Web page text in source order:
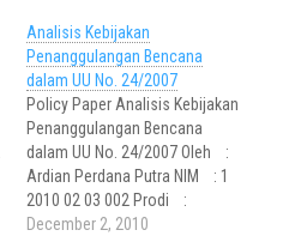
Analisis Kebijakan
Penanggulangan Bencana
dalam UU No. 24/2007
Policy Paper Analisis Kebijakan
Penanggulangan Bencana
dalam UU No. 24/2007 Oleh :
Ardian Perdana Putra NIM : 1
2010 02 03 002 Prodi :
Disaster Management for
December 2, 2010